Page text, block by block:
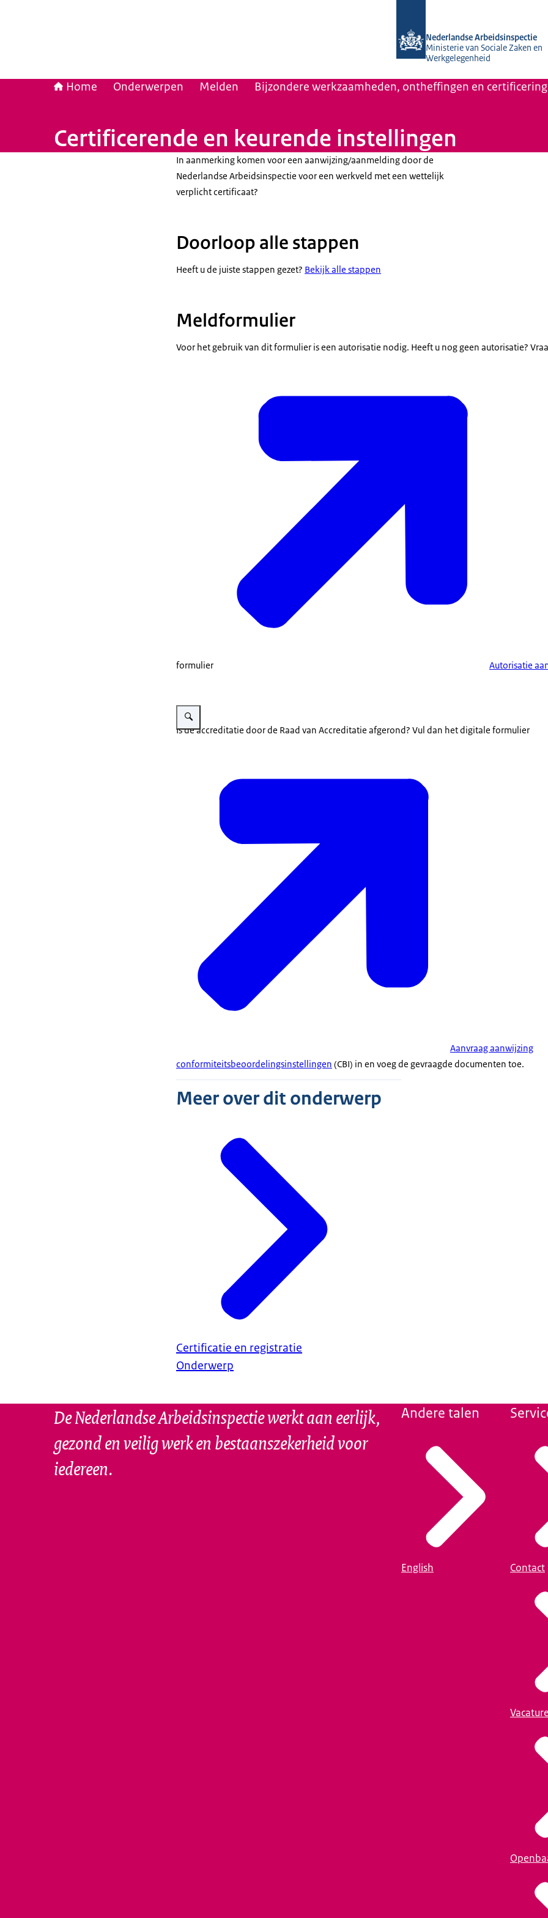
Nederlandse Arbeidsinspectie
Ministerie van Sociale Zaken en
Werkgelegenheid
Home Onderwerpen Melden Bijzondere werkzaamheden, ontheffingen en certificering
Certificerende en keurende instellingen
In aanmerking komen voor een aanwijzing/aanmelding door de
Nederlandse Arbeidsinspectie voor een werkveld met een wettelijk
verplicht certificaat?
Doorloop alle stappen
Heeft u de juiste stappen gezet? Bekijk alle stappen
Meldformulier
Voor het gebruik van dit formulier is een autorisatie nodig. Heeft u nog geen autorisatie?
formulier Autorisatie
Vergroot afbeelding Handen op toetsenbord van laptop
Is de accreditatie door de Raad van Accreditatie afgerond? Vul dan het digitale formulier
Aanvraag aanwijzing
conformiteitsbeoordelingsinstellingen (CBI) in en voeg de gevraagde documenten toe.
Meer over dit onderwerp
Certificatie en registratie
Onderwerp
De Nederlandse Arbeidsinspectie werkt aan eerlijk,
gezond en veilig werk en bestaanszekerheid voor
iedereen.
Andere talen
English Contact